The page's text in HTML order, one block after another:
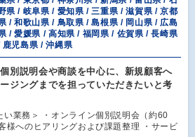
県 / 岐阜県 / 愛知県 / 三重県 / 滋賀県 / 京都
/ 和歌山県 / 鳥取県 / 島根県 / 岡山県 / 広島
/ 愛媛県 / 高知県 / 福岡県 / 佐賀県 / 長崎県
児島県 / 沖縄県
別説明会や商談を中心に、新規顧客へ
ジングまでを担っていただきたいと考
い業務＞ ・オンライン個別説明会（約60
様へのヒアリングおよび課題整理 ・サービ